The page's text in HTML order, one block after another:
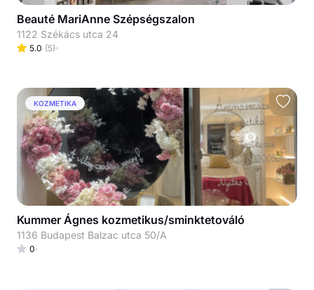
Beauté MariAnne Szépségszalon
1122 Székács utca 24
5.0 (5)
KOZMETIKA
Kummer Ágnes kozmetikus/sminktetováló
1136 Budapest Balzac utca 50/A
0